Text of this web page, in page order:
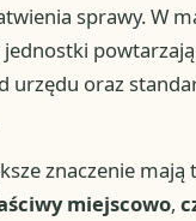
sprawy. W
jednostki
urzędu oraz
znaczenie mają
miejscowo,